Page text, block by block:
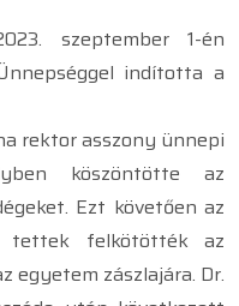
szeptember 1-én
indította a
rektor asszony ünnepi
köszöntötte az
Ezt követően az
tettek felkötötték az
egyetem zászlajára. Dr.